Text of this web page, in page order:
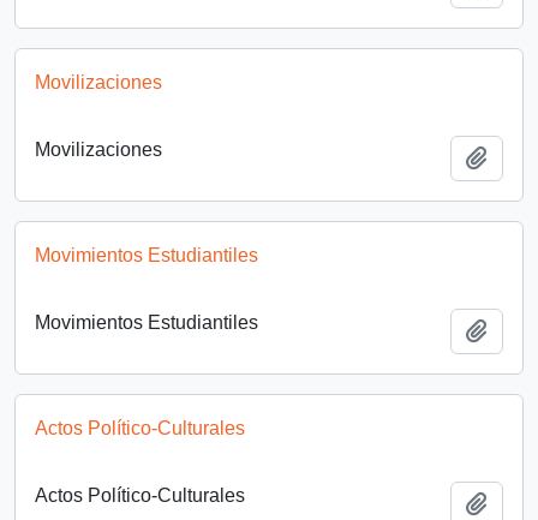
Movilizaciones
Movilizaciones
Movimientos Estudiantiles
Movimientos Estudiantiles
Actos Político-Culturales
Actos Político-Culturales